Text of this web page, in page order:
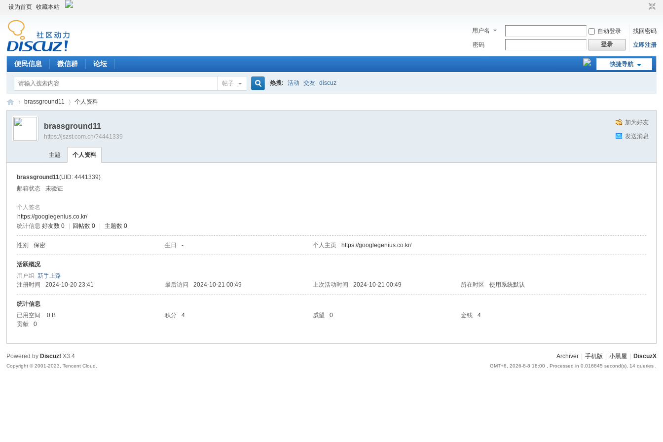
设为首页 收藏本站
用户名 自动登录
找回密码
密码
登录 立即注册
快捷导航
便民信息 微信群 论坛
帖子 热搜: 活动 交友 discuz
›
brassground11 个人资料
加为好友
发送消息
brassground11
https://jszst.com.cn/?4441339
主题 个人资料
brassground11(UID: 4441339)
邮箱状态
未验证
个人签名
https://googlegenius.co.kr/
统计信息 好友数 0 回帖数 0 主题数 0
性别 保密 生日 - 个人主页 https://googlegenius.co.kr/
活跃概况
用户组新手上路
注册时间
2024-10-20 23:41 最后访问 2024-10-21 00:49 上次活动时间 2024-10-21 00:49 所在时区 使用系统默认
统计信息
已用空间
0 B 积分 4 威望 0 金钱
4
贡献
0
Archiver 手机版 小黑屋 DiscuzX
GMT+8, 2026-8-8 18:00 , Processed in 0.016845 second(s), 14 queries .
Powered by Discuz! X3.4
Copyright © 2001-2023, Tencent Cloud.